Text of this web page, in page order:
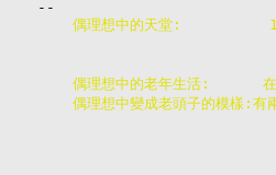
偶理想中的天堂:
偶理想中的老年生活:      在
偶理想中變成老頭子的模樣:有